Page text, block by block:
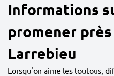
Informations
promener
Larrebieu
Lorsqu'on aime les toutous,